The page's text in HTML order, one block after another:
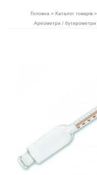
Головна » Каталог товарів »
Ареометри / бутирометри